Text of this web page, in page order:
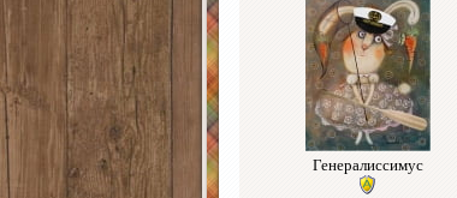
Генералиссимус